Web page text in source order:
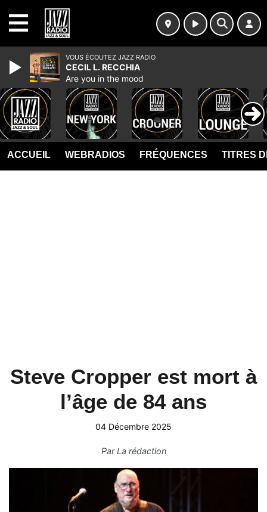
ACCUEIL WEBRADIOS FRÉQUENCES TITRES
Steve Cropper est mort à
l’âge de 84 ans
04 Décembre 2025
ParLa rédaction
VOUS ÉCOUTEZ JAZZ RADIO
CECIL L. RECCHIA
Are you in the mood